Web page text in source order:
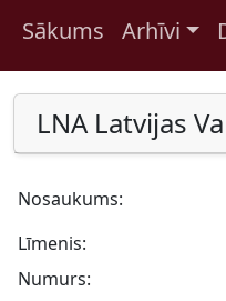
Pāriet uz saturu
Sākums Arhīvi
LNA Latvijas
Nosaukums:
Līmenis:
Numurs: